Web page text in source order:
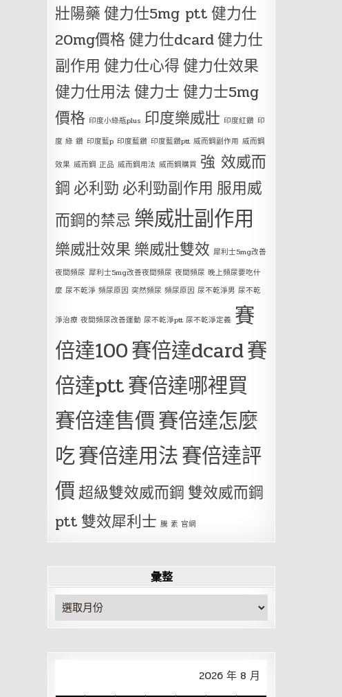
壯陽藥健力仕5mg ptt健力仕
20mg價格健力仕dcard健力仕
副作用 健力仕心得健力仕效果
健力仕用法健力士健力士5mg
價格 印度小綠瓶plus 印度樂威壯 印度紅鑽 印
度 綠 鑽 印度藍p 印度藍鑽 印度藍鑽ptt 威而鋼副作用 威而鋼
效果 威而鋼 正品 威而鋼用法 威而鋼購買 強 效威而
鋼 必利勁 必利勁副作用 服用威
而鋼的禁忌 樂威壯副作用
樂威壯效果 樂威壯雙效 犀利士5mg改善
夜間頻尿 犀利士5mg改善夜間頻尿 夜間頻尿 晚上頻尿要吃什
麼 尿不乾淨 頻尿原因 突然頻尿 頻尿原因 尿不乾淨男 尿不乾
淨治療 夜間頻尿改善運動 尿不乾淨ptt 尿不乾淨定義 賽
倍達100賽倍達dcard賽
倍達ptt賽倍達哪裡買
賽倍達售價賽倍達怎麼
吃賽倍達用法賽倍達評
價超級雙效威而鋼 雙效威而鋼
ptt 雙效犀利士 騰 素 官網
彙整
彙
整
2026 年 8 月